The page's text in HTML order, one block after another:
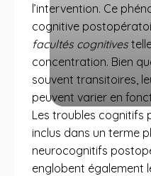
l’intervention. Ce
cognitive
facultés cognitives
concentration. Bien
souvent transitoires,
peuvent varier en
Les troubles cognitifs
inclus dans un terme
neurocognitifs
englobent également